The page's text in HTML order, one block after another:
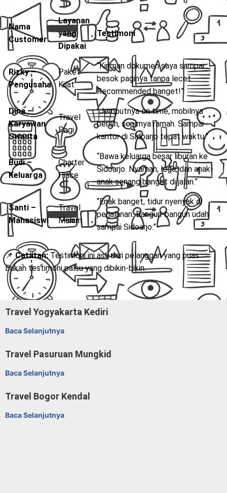
Nama
Customer
Layanan
yang
Dipakai
Testimoni
Rizky –
Pengusaha
Paket
Kilat
“Kiriman dokumen saya sampai
besok paginya tanpa lecet.
Recommended banget!”
Dina –
Karyawan
Swasta
Travel
Pagi
“Jemputnya on time, mobilnya
bersih, sopirnya ramah. Sampai
kantor di Sidoarjo tepat waktu.”
Budi –
Keluarga
Charter
Hiace
“Bawa keluarga besar liburan ke
Sidoarjo. Nyaman, lega, dan anak-
anak senang banget di jalan.”
Santi –
Mahasiswi
Travel
Malam
“Enak banget, tidur nyenyak di
perjalanan. Bangun-bangun udah
sampai Sidoarjo.”
📌 Catatan: Testimoni ini asli dari pelanggan yang puas.
Bukan testimoni palsu yang dibikin-bikin.
Travel Yogyakarta Kediri
Baca Selanjutnya
Travel Pasuruan Mungkid
Baca Selanjutnya
Travel Bogor Kendal
Baca Selanjutnya